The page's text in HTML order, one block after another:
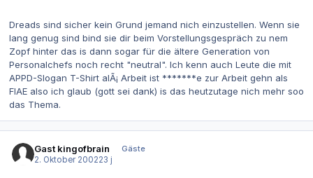
Dreads sind sicher kein Grund jemand nich einzustellen. Wenn sie
lang genug sind bind sie dir beim Vorstellungsgespräch zu nem
Zopf hinter das is dann sogar für die ältere Generation von
Personalchefs noch recht "neutral". Ich kenn auch Leute die mit
APPD-Slogan T-Shirt alÃ¡ Arbeit ist *******e zur Arbeit gehn als
FIAE also ich glaub (gott sei dank) is das heutzutage nich mehr soo
das Thema.
Gast kingofbrain
Gäste
2. Oktober 200223 j